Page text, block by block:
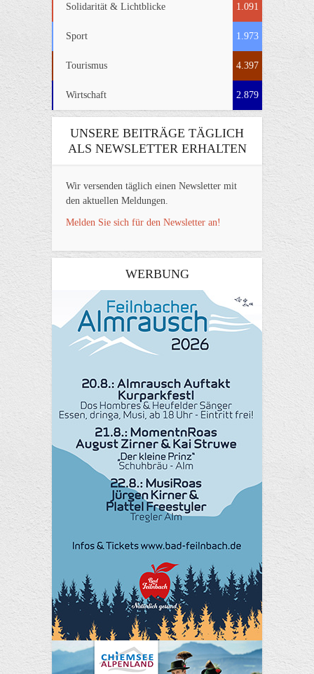
Solidarität & Lichtblicke 1.091
Sport 1.973
Tourismus 4.397
Wirtschaft 2.879
UNSERE BEITRÄGE TÄGLICH
ALS NEWSLETTER ERHALTEN
Wir versenden täglich einen Newsletter mit
den aktuellen Meldungen.
Melden Sie sich für den Newsletter an!
WERBUNG